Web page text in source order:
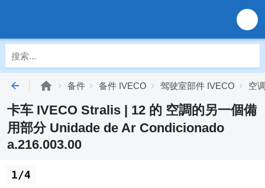
备件 备件 IVECO 驾驶室部件 IVECO 空
卡车 IVECO Stralis | 12 的 空調的另一個備
用部分 Unidade de Ar Condicionado
a.216.003.00
1/4